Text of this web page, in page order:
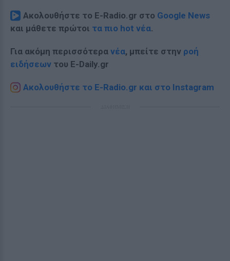
Ακολουθήστε το E-Radio.gr στο Google News
και μάθετε πρώτοι τα πιο hot νέα.
Για ακόμη περισσότερα νέα, μπείτε στην ροή
ειδήσεων του E-Daily.gr
Ακολουθήστε το E-Radio.gr και στο Instagram